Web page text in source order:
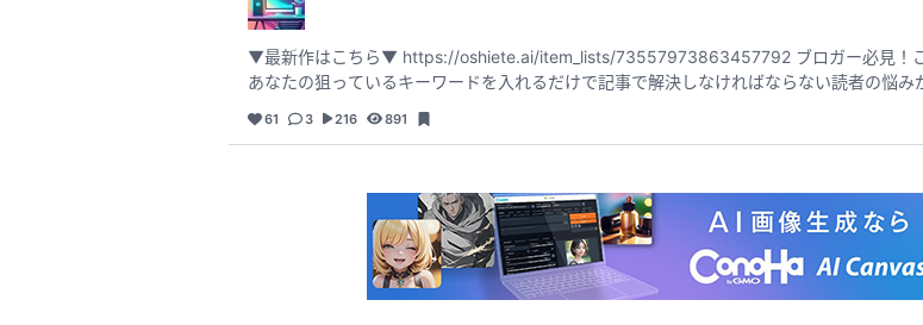
▼最新作はこちら▼ https://oshiete.ai/item_lists/73557973863457792 ブロガー必見！こ
あなたの狙っているキーワードを入れるだけで記事で解決しなければならない読者の悩み
61 3 216 891